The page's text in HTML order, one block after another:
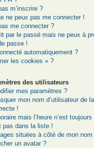
m’inscrire ?
ne peux pas me connecter !
me connecter ?
par le passé mais ne peux à
passe !
automatiquement ?
les cookies » ?
des utilisateurs
mes paramètres ?
mon nom d’utilisateur de
!
mais l’heure n’est
pas dans la liste !
situées à côté de mon nom
un avatar ?